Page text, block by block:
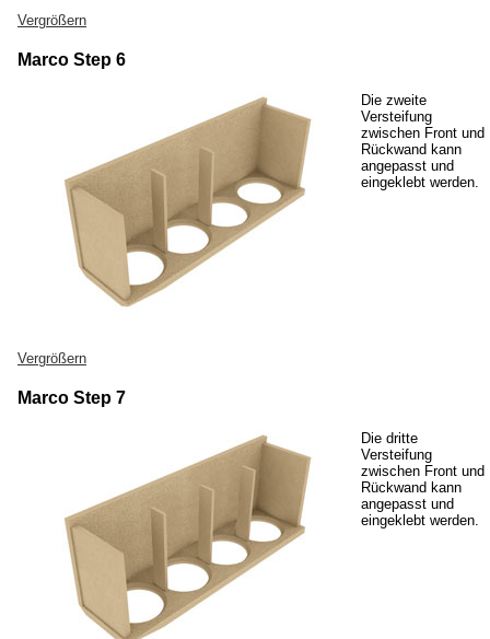
Vergrößern
Marco Step 6
Vergrößern
Die zweite
Versteifung
zwischen Front und
Rückwand kann
angepasst und
eingeklebt werden.
Marco Step 7
Die dritte
Versteifung
zwischen Front und
Rückwand kann
angepasst und
eingeklebt werden.